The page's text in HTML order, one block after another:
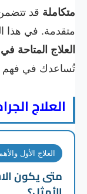
متكاملة قد
متقدمة. في هذا
العلاج المتاحة في
تُساعدك في فهم
العلاج
العلاج الأول
متى يكون